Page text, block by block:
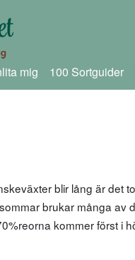
mig 100 Sortguider
blir lång är det
brukar många av
kommer först i